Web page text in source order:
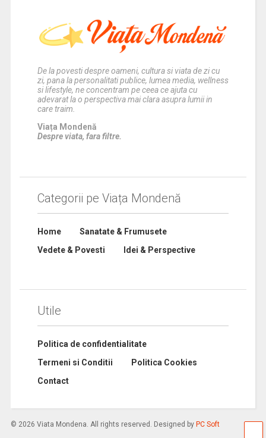
De la povesti despre oameni, cultura si viata de zi cu
zi, pana la personalitati publice, lumea media, wellness
si lifestyle, ne concentram pe ceea ce ajuta cu
adevarat la o perspectiva mai clara asupra lumii in
care traim.
Viața Mondenă
Despre viata, fara filtre.
Categorii pe Viața Mondenă
Home
Sanatate & Frumusete
Vedete & Povesti
Idei & Perspective
Utile
Politica de confidentialitate
Termeni si Conditii
Politica Cookies
Contact
© 2026 Viata Mondena. All rights reserved. Designed by PC Soft